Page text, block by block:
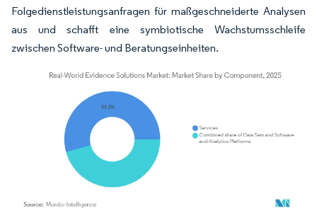
Folgedienstleistungsanfragen für maßgeschneiderte Analysen
aus und schafft eine symbiotische Wachstumsschleife
zwischen Software- und Beratungseinheiten.